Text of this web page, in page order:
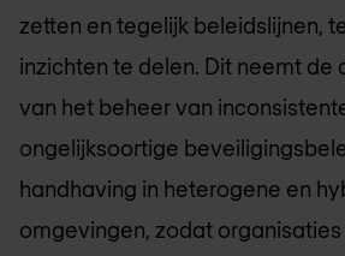
zetten en tegelijk beleidslijnen,
inzichten te delen. Dit neemt
van het beheer van
ongelijksoortige
handhaving in heterogene en
omgevingen, zodat